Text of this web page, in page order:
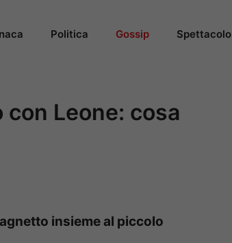
Politica Gossip Spettacolo
Leone: cosa
insieme al piccolo